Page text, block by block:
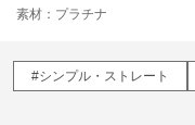
素材：プラチナ
#シンプル・ストレート